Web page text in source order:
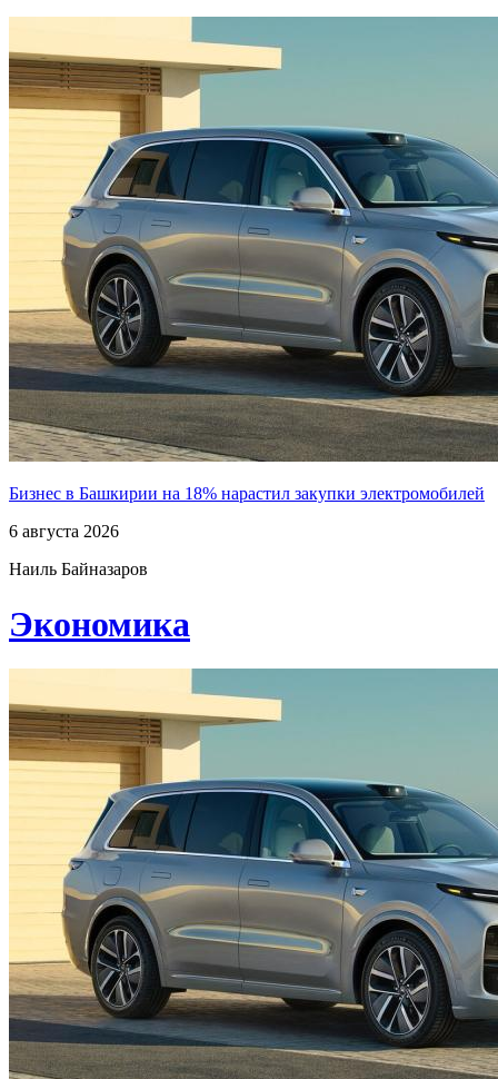
Бизнес в Башкирии на 18% нарастил закупки электромобилей
6 августа 2026
Наиль Байназаров
Экономика